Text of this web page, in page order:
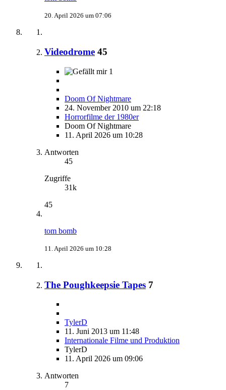
20. April 2026 um 07:06
Videodrome 45
1
Doom Of Nightmare
24. November 2010 um 22:18
Horrorfilme der 1980er
Doom Of Nightmare
11. April 2026 um 10:28
Antworten
45
Zugriffe
31k
45
tom bomb
11. April 2026 um 10:28
The Poughkeepsie Tapes 7
TylerD
11. Juni 2013 um 11:48
Internationale Filme und Produktion
TylerD
11. April 2026 um 09:06
Antworten
7